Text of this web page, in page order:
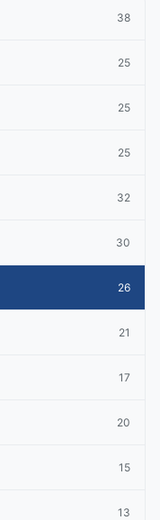
38
25
25
25
32
30
26
21
17
20
15
13